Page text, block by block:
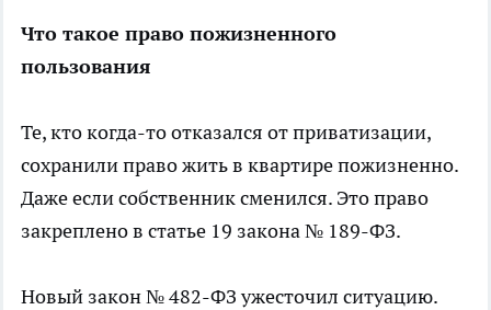
Что такое право пожизненного
пользования
Те, кто когда-то отказался от приватизации,
сохранили право жить в квартире пожизненно.
Даже если собственник сменился. Это право
закреплено в статье 19 закона № 189-ФЗ.
Новый закон № 482-ФЗ ужесточил ситуацию.